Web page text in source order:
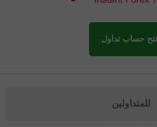
حساب تداول
للمتداولين